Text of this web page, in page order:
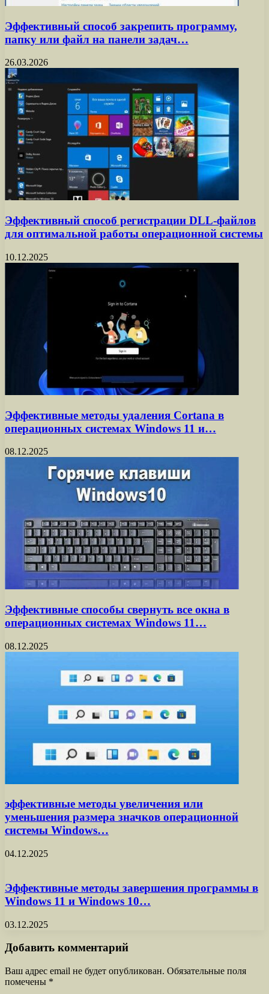
Эффективный способ закрепить программу,
папку или файл на панели задач…
26.03.2026
Эффективный способ регистрации DLL-файлов
для оптимальной работы операционной системы
10.12.2025
Эффективные методы удаления Cortana в
операционных системах Windows 11 и…
08.12.2025
Эффективные способы свернуть все окна в
операционных системах Windows 11…
08.12.2025
эффективные методы увеличения или
уменьшения размера значков операционной
системы Windows…
04.12.2025
Эффективные методы завершения программы в
Windows 11 и Windows 10…
03.12.2025
Добавить комментарий
Ваш адрес email не будет опубликован. Обязательные поля
помечены *